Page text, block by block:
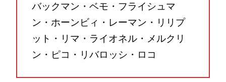
バックマン・ベモ・フライシュマ
ン・ホーンビィ・レーマン・リリプ
ット・リマ・ライオネル・メルクリ
ン・ピコ・リバロッシ・ロコ